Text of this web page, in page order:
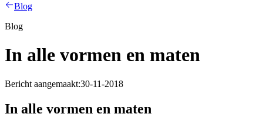
Blog
Blog
In alle vormen en maten
Bericht aangemaakt:30-11-2018
In alle vormen en maten